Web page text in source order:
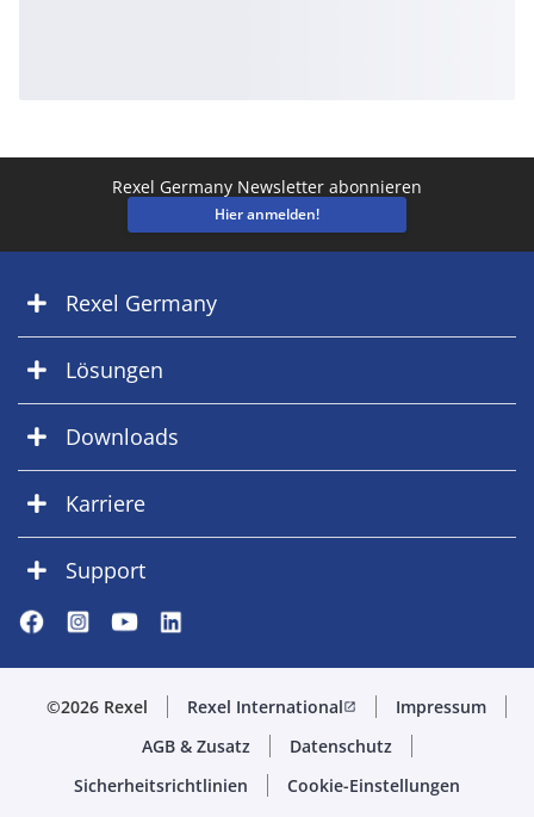
Rexel Germany Newsletter abonnieren
Hier anmelden!
Rexel Germany
Lösungen
Downloads
Karriere
Support
©2026 Rexel Rexel Internationalopen_in_new
Impressum
AGB & Zusatz
Datenschutz
Sicherheitsrichtlinien
Cookie-Einstellungen